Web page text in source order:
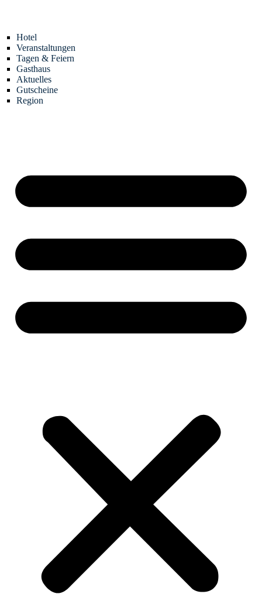
Hotel
Veranstaltungen
Tagen & Feiern
Gasthaus
Aktuelles
Gutscheine
Region